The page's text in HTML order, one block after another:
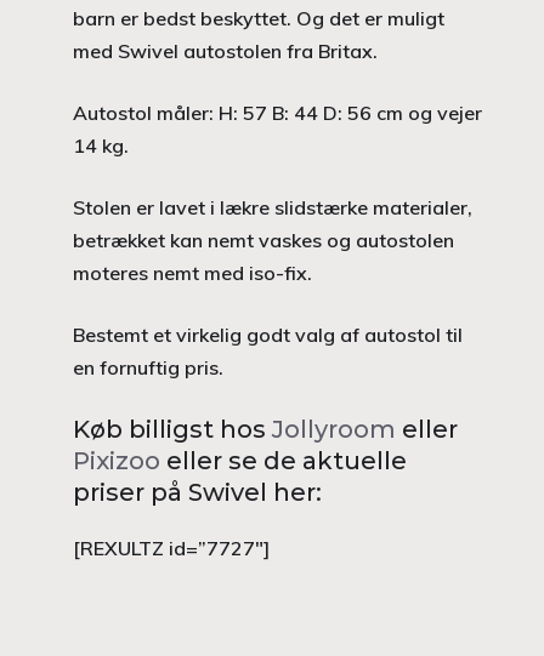
barn er bedst beskyttet. Og det er muligt
med Swivel autostolen fra Britax.
Autostol måler: H: 57 B: 44 D: 56 cm og vejer
14 kg.
Stolen er lavet i lækre slidstærke materialer,
betrækket kan nemt vaskes og autostolen
moteres nemt med iso-fix.
Bestemt et virkelig godt valg af autostol til
en fornuftig pris.
Køb billigst hos Jollyroom eller
Pixizoo eller se de aktuelle
priser på Swivel her:
[REXULTZ id=”7727″]